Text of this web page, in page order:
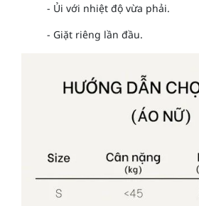
- Ủi với nhiệt độ vừa phải.
- Giặt riêng lần đầu.